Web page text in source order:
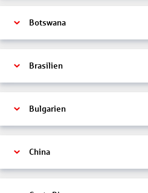
Botswana
Brasilien
Bulgarien
China